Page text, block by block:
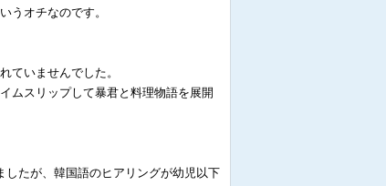
うオチなのです。
ていませんでした。
ムスリップして暴君と料理物語を展開
たが、韓国語のヒアリングが幼児以下